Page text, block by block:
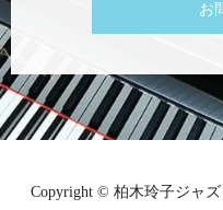
お
Copyright © 柏木玲子ジャズ